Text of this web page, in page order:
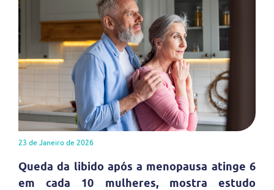
23 de Janeiro de 2026
Queda da libido após a menopausa atinge 6
em cada 10 mulheres, mostra estudo